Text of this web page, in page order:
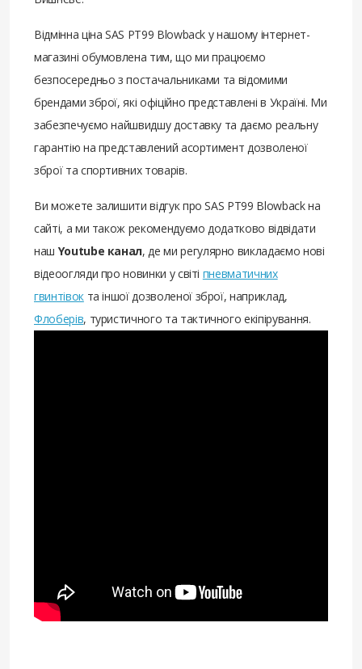
Відмінна ціна SAS PT99 Blowback у нашому інтернет-
магазині обумовлена ​​тим, що ми працюємо
безпосередньо з постачальниками та відомими
брендами зброї, які офіційно представлені в Україні. Ми
забезпечуємо найшвидшу доставку та даємо реальну
гарантію на представлений асортимент дозволеної
зброї та спортивних товарів.
Ви можете залишити відгук про SAS PT99 Blowback на
сайті, а ми також рекомендуємо додатково відвідати
наш Youtube канал, де ми регулярно викладаємо нові
відеоогляди про новинки у світі пневматичних
гвинтівокта іншої дозволеної зброї, наприклад,
Флоберів, туристичного та тактичного екіпірування.